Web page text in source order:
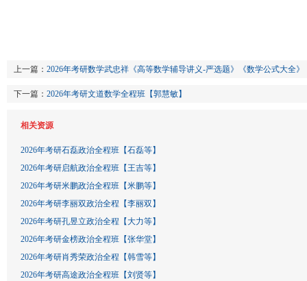
上一篇： 2026年考研数学武忠祥《高等数学辅导讲义-严选题》《数学公式大全
下一篇： 2026年考研文道数学全程班【郭慧敏】
相关资源
2026年考研石磊政治全程班【石磊等】
2026年考研启航政治全程班【王吉等】
2026年考研米鹏政治全程班【米鹏等】
2026年考研李丽双政治全程【李丽双】
2026年考研孔昱立政治全程【大力等】
2026年考研金榜政治全程班【张华堂】
2026年考研肖秀荣政治全程【韩雪等】
2026年考研高途政治全程班【刘贤等】